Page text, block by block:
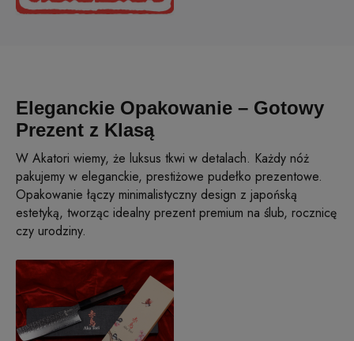
Eleganckie Opakowanie – Gotowy
Prezent z Klasą
W Akatori wiemy, że luksus tkwi w detalach. Każdy nóż
pakujemy w eleganckie, prestiżowe pudełko prezentowe.
Opakowanie łączy minimalistyczny design z japońską
estetyką, tworząc idealny prezent premium na ślub, rocznicę
czy urodziny.